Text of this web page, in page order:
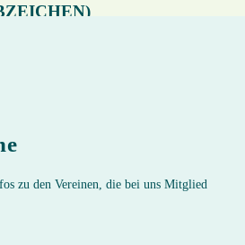
zu den Vereinen, die bei uns Mitglied